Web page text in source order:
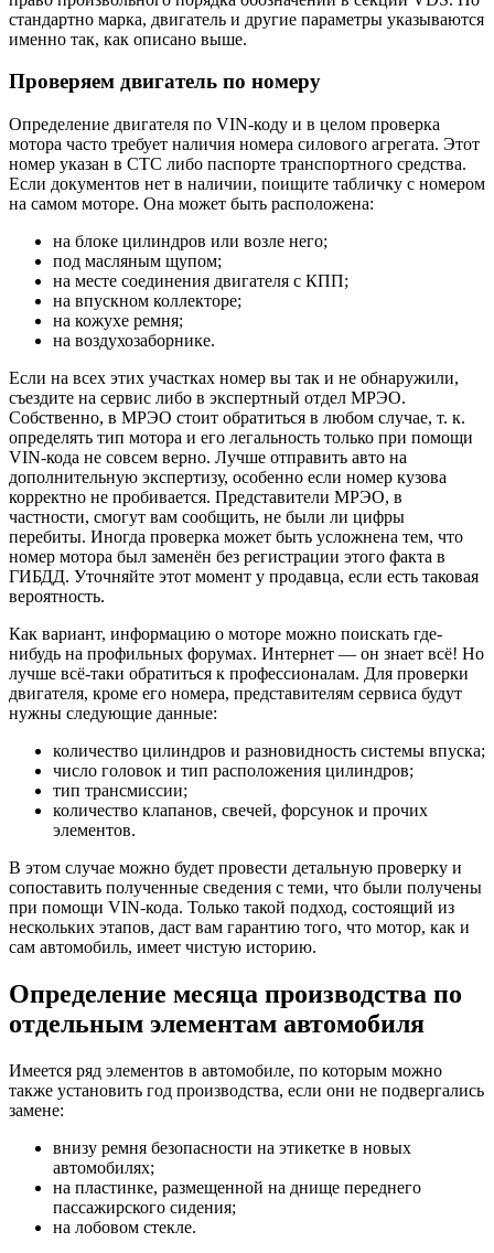
стандартно марка, двигатель и другие параметры указываются
именно так, как описано выше.
Проверяем двигатель по номеру
Определение двигателя по VIN-коду и в целом проверка
мотора часто требует наличия номера силового агрегата. Этот
номер указан в СТС либо паспорте транспортного средства.
Если документов нет в наличии, поищите табличку с номером
на самом моторе. Она может быть расположена:
на блоке цилиндров или возле него;
под масляным щупом;
на месте соединения двигателя с КПП;
на впускном коллекторе;
на кожухе ремня;
на воздухозаборнике.
Если на всех этих участках номер вы так и не обнаружили,
съездите на сервис либо в экспертный отдел МРЭО.
Собственно, в МРЭО стоит обратиться в любом случае, т. к.
определять тип мотора и его легальность только при помощи
VIN-кода не совсем верно. Лучше отправить авто на
дополнительную экспертизу, особенно если номер кузова
корректно не пробивается. Представители МРЭО, в
частности, смогут вам сообщить, не были ли цифры
перебиты. Иногда проверка может быть усложнена тем, что
номер мотора был заменён без регистрации этого факта в
ГИБДД. Уточняйте этот момент у продавца, если есть таковая
вероятность.
Как вариант, информацию о моторе можно поискать где-
нибудь на профильных форумах. Интернет — он знает всё! Но
лучше всё-таки обратиться к профессионалам. Для проверки
двигателя, кроме его номера, представителям сервиса будут
нужны следующие данные:
количество цилиндров и разновидность системы впуска;
число головок и тип расположения цилиндров;
тип трансмиссии;
количество клапанов, свечей, форсунок и прочих
элементов.
В этом случае можно будет провести детальную проверку и
сопоставить полученные сведения с теми, что были получены
при помощи VIN-кода. Только такой подход, состоящий из
нескольких этапов, даст вам гарантию того, что мотор, как и
сам автомобиль, имеет чистую историю.
Определение месяца производства по
отдельным элементам автомобиля
Имеется ряд элементов в автомобиле, по которым можно
также установить год производства, если они не подвергались
замене:
внизу ремня безопасности на этикетке в новых
автомобилях;
на пластинке, размещенной на днище переднего
пассажирского сидения;
на лобовом стекле.